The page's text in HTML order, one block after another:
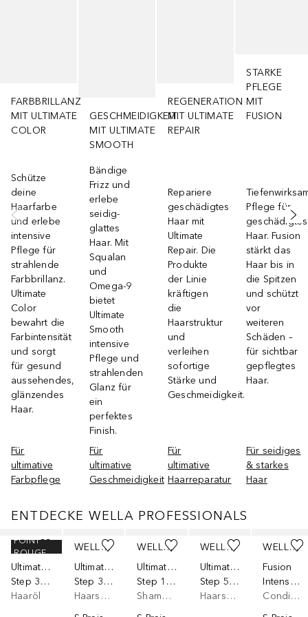
FARBBRILLANZ
MIT ULTIMATE
COLOR
Schütze
deine
Haarfarbe
und erlebe
intensive
Pflege für
strahlende
Farbbrillanz.
Ultimate
Color
bewahrt die
Farbintensität
und sorgt
für gesund
aussehendes,
glänzendes
Haar.
Für
ultimative
Farbpflege
GESCHMEIDIGKEIT
MIT ULTIMATE
SMOOTH
Bändige
Frizz und
erlebe
seidig-
glattes
Haar. Mit
Squalan
und
Omega-9
bietet
Ultimate
Smooth
intensive
Pflege und
strahlenden
Glanz für
ein
perfektes
Finish.
Für
ultimative
Geschmeidigkeit
REGENERATION
MIT ULTIMATE
REPAIR
Repariere
geschädigtes
Haar mit
Ultimate
Repair. Die
Produkte
der Linie
kräftigen
die
Haarstruktur
und
verleihen
sofortige
Stärke und
Geschmeidigkeit.
Für
ultimative
Haarreparatur
STARKE
PFLEGE
MIT
FUSION
Pflege für
geschädigtes
Haar. Fusion
stärkt das
Haar bis in
die Spitzen
und schützt
vor
weiteren
Schäden –
für sichtbar
gepflegtes
Haar.
Für seidiges
& starkes
Haar
ENTDECKE WELLA PROFESSIONALS
WELLA PROFESSIONALS
Ultimate Smooth
Step 3 | Miracle Oil Serum
Haaröl
POINT
ROUGE
WELLA PROFESSIONALS
Ultimate Repair
Step 3 | Miracle Hair Rescue Leave-In mit AHA & Omega-9
Haarserum
WELLA PROFESSIONALS
Ultimate Repair
Step 1 | mit AHA & Omega-9
Shampoo
WELLA PROFESSIONALS
Ultimate Repair
Step 5 | mit AHA & Omega-9
Haarserum
WELLA PROFESSIONALS
Fusion
Intense Repair
Conditioner